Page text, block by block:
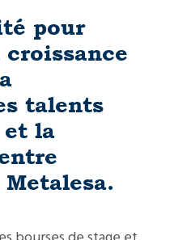
pour
talents
la